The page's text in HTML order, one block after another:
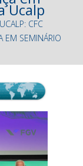
Ucalp
CFC
EM SEMINÁRIO